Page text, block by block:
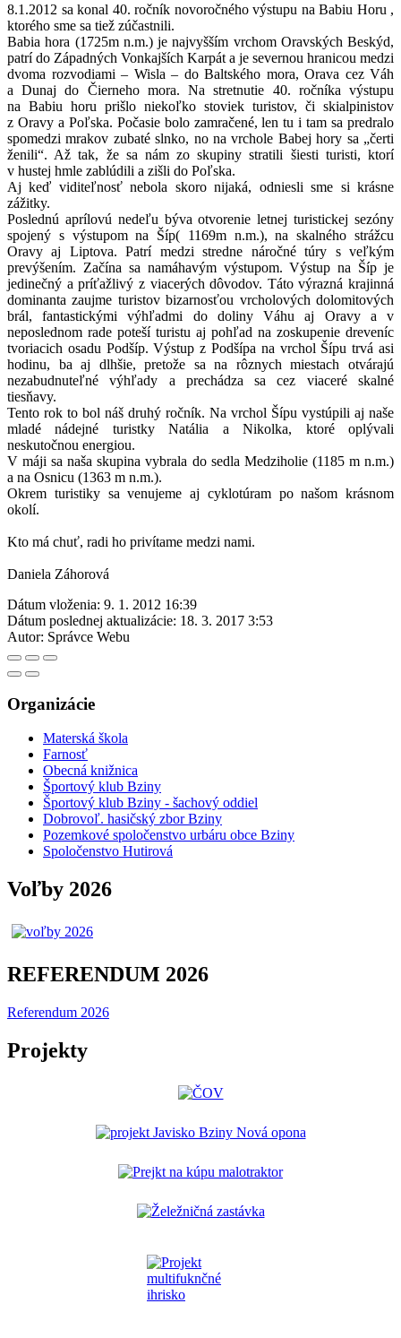
8.1.2012 sa konal 40. ročník novoročného výstupu na Babiu Horu ,
ktorého sme sa tiež zúčastnili.
Babia hora (1725m n.m.) je najvyšším vrchom Oravských Beskýd,
patrí do Západných Vonkajších Karpát a je severnou hranicou medzi
dvoma rozvodiami – Wisla – do Baltského mora, Orava cez Váh
a Dunaj do Čierneho mora. Na stretnutie 40. ročníka výstupu
na Babiu horu prišlo niekoľko stoviek turistov, či skialpinistov
z Oravy a Poľska. Počasie bolo zamračené, len tu i tam sa predralo
spomedzi mrakov zubaté slnko, no na vrchole Babej hory sa „čerti
ženili“. Až tak, že sa nám zo skupiny stratili šiesti turisti, ktorí
v hustej hmle zablúdili a zišli do Poľska.
Aj keď viditeľnosť nebola skoro nijaká, odniesli sme si krásne
zážitky.
Poslednú aprílovú nedeľu býva otvorenie letnej turistickej sezóny
spojený s výstupom na Šíp( 1169m n.m.), na skalného strážcu
Oravy aj Liptova. Patrí medzi stredne náročné túry s veľkým
prevýšením. Začína sa namáhavým výstupom. Výstup na Šíp je
jedinečný a príťažlivý z viacerých dôvodov. Táto výrazná krajinná
dominanta zaujme turistov bizarnosťou vrcholových dolomitových
brál, fantastickými výhľadmi do doliny Váhu aj Oravy a v
neposlednom rade poteší turistu aj pohľad na zoskupenie dreveníc
tvoriacich osadu Podšíp. Výstup z Podšípa na vrchol Šípu trvá asi
hodinu, ba aj dlhšie, pretože sa na rôznych miestach otvárajú
nezabudnuteľné výhľady a prechádza sa cez viaceré skalné
tiesňavy.
Tento rok to bol náš druhý ročník. Na vrchol Šípu vystúpili aj naše
mladé nádejné turistky Natália a Nikolka, ktoré oplývali
neskutočnou energiou.
V máji sa naša skupina vybrala do sedla Medziholie (1185 m n.m.)
a na Osnicu (1363 m n.m.).
Okrem turistiky sa venujeme aj cyklotúram po našom krásnom
okolí.
Kto má chuť, radi ho privítame medzi nami.
Daniela Záhorová
Dátum vloženia: 9. 1. 2012 16:39
Dátum poslednej aktualizácie: 18. 3. 2017 3:53
Autor: Správce Webu
Organizácie
Materská škola
Farnosť
Obecná knižnica
Športový klub Bziny
Športový klub Bziny - šachový oddiel
Dobrovoľ. hasičský zbor Bziny
Pozemkové spoločenstvo urbáru obce Bziny
Spoločenstvo Hutirová
Voľby 2026
REFERENDUM 2026
Referendum 2026
Projekty